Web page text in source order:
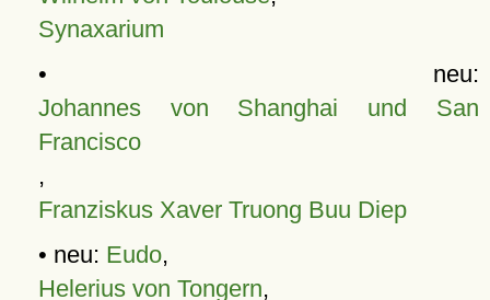
Synaxarium
• neu:
Johannes von Shanghai und San
Francisco
,
Franziskus Xaver Truong Buu Diep
• neu: Eudo,
Helerius von Tongern,